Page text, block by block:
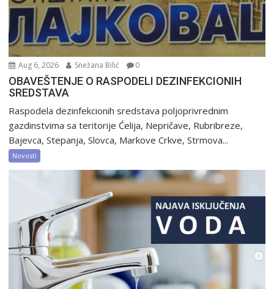
Aug 6, 2026 Snežana Bilić 0
OBAVEŠTENJE O RASPODELI DEZINFEKCIONIH
SREDSTAVA
Raspodela dezinfekcionih sredstava poljoprivrednim
gazdinstvima sa teritorije Ćelija, Nepričave, Rubribreze,
Bajevca, Stepanja, Slovca, Markove Crkve, Strmova...
Novosti